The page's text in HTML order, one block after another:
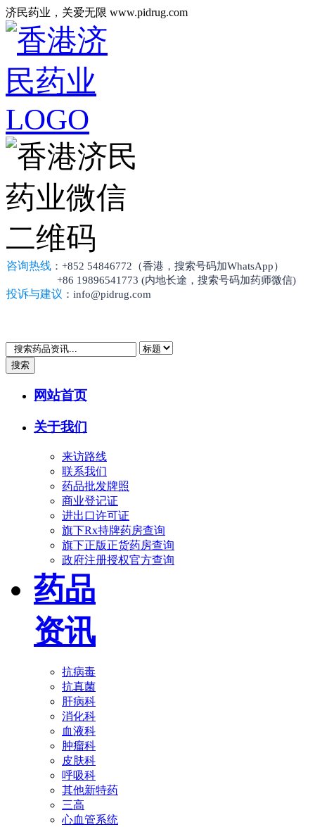
济民药业，关爱无限 www.pidrug.com
咨询热线 ：+852 54846772（香港，搜索号码加WhatsApp）
+86 19896541773 (内地长途，搜索号码加药师微信)
投诉与建议 ：info@pidrug.com
搜索
网站首页
关于我们
来访路线
联系我们
药品批发牌照
商业登记证
进出口许可证
旗下Rx持牌药房查询
旗下正版正货药房查询
政府注册授权官方查询
药品
资讯
抗病毒
抗真菌
肝病科
消化科
血液科
肿瘤科
皮肤科
呼吸科
其他新特药
三高
心血管系统